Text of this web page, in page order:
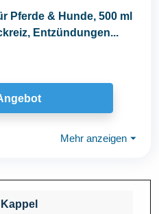
Pferde & Hunde, 500 ml
Entzündungen...
Mehr anzeigen ⏷